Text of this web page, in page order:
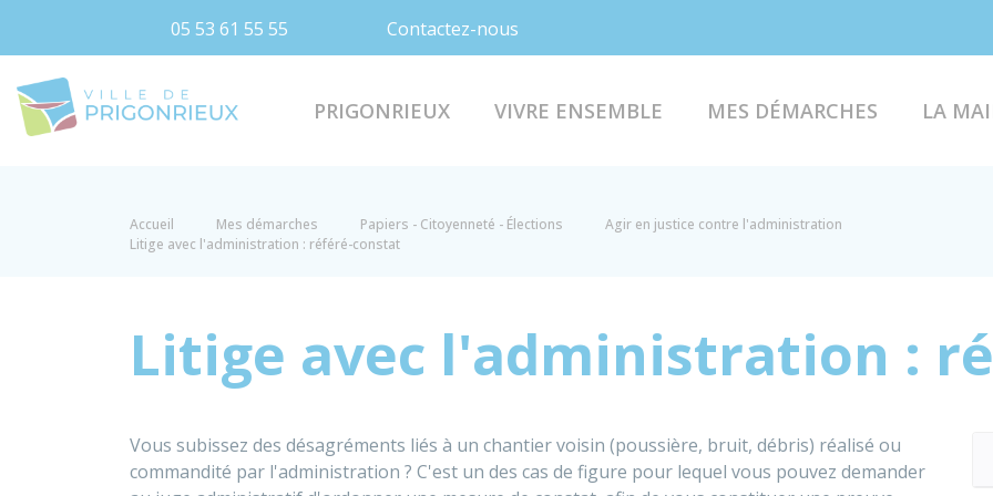
05 53 61 55 55 Contactez-nous
PRIGONRIEUX VIVRE ENSEMBLE MES DÉMARCHES LA
Accueil Mes démarches Papiers - Citoyenneté - Élections
Agir en justice contre l'administration
Litige avec l'administration : référé-constat
Litige avec l'administration :
Vous subissez des désagréments liés à un chantier voisin (poussière, bruit, débris) réalisé ou
commandité par l'administration ? C'est un des cas de figure pour lequel vous pouvez demander